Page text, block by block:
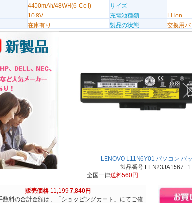
4400mAh/48WH(6-Cell)
サイズ
10.8V 充電池種類
Li-ion
在庫有り 製品の状態 交換用バ
LENOVO L11N6Y01 パソコン バ
製品番号 LEN23JA1567_1
全国一律送料560円
販売価格 11,199 7,840円
数料の合計金額は、「ショッピングカート」にてご確